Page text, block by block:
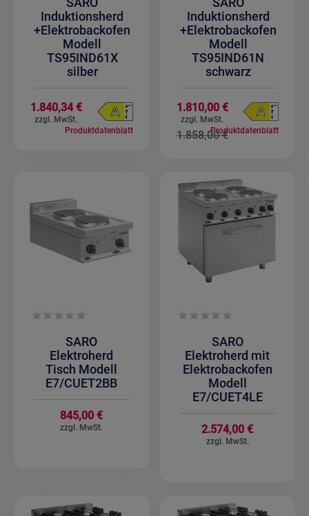
Induktionsherd
+Elektrobackofen
Modell
TS95IND61X
silber
1.840,34 €
Produktdatenblatt
Induktionsherd
+Elektrobackofen
Modell
TS95IND61N
schwarz
Sonderangebot
1.810,00 €
1.858,00 €Produktdatenblatt
SARO
Elektroherd
Tisch Modell
E7/CUET2BB
845,00 €
SARO
Elektroherd mit
Elektrobackofen
Modell
E7/CUET4LE
2.574,00 €